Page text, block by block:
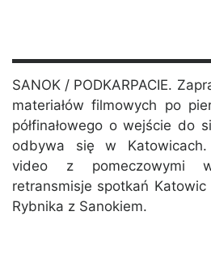
SANOK / PODKARPACIE.
materiałów filmowych po
półfinałowego o wejście do
odbywa się w Katowicach.
video z pomeczowymi
retransmisje spotkań
Rybnika z Sanokiem.